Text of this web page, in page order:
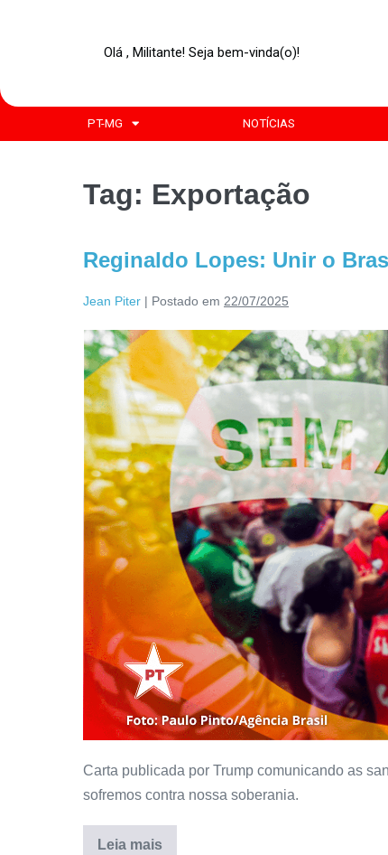
Olá , Militante! Seja bem-vinda(o)!
PT-MG NOTÍCIAS
Tag: Exportação
Reginaldo Lopes: Unir o
Jean Piter | Postado em 22/07/2025
Carta publicada por Trump comunicando as
sofremos contra nossa soberania.
Leia mais